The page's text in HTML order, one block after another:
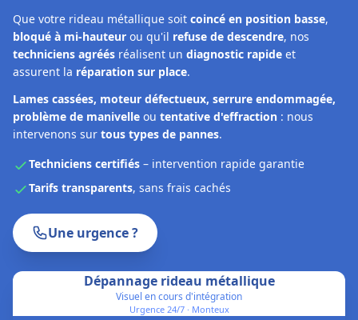
Que votre rideau métallique soit coincé en position basse,
bloqué à mi-hauteur ou qu'il refuse de descendre, nos
techniciens agréés réalisent un diagnostic rapide et
assurent la réparation sur place.
Lames cassées, moteur défectueux, serrure endommagée,
problème de manivelle ou tentative d'effraction : nous
intervenons sur tous types de pannes.
Techniciens certifiés – intervention rapide garantie
Tarifs transparents, sans frais cachés
Une urgence ?
Dépannage rideau métallique
Visuel en cours d'intégration
Urgence 24/7 · Monteux